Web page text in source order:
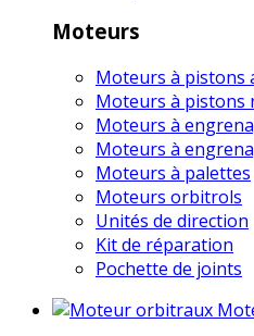
Moteurs
Moteurs à pistons
Moteurs à pistons
Moteurs à
Moteurs à
Moteurs à palettes
Moteurs orbitrols
Unités de direction
Kit de réparation
Pochette de joints